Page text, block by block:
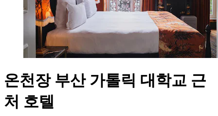
온천장 부산 가톨릭 대학교 근
처 호텔